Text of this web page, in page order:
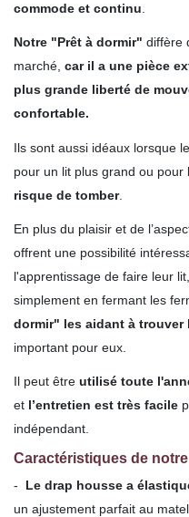
commode et continu
Notre "Prêt à dormir" diffère
marché, car il a une pièce
plus grande liberté de
confortable.
Ils sont aussi idéaux lorsque
pour un lit plus grand ou pour
risque de tomber.
En plus du plaisir et de
offrent une possibilité
l'apprentissage de faire leur
simplement en fermant les
dormir" les aidant à trouver
important pour eux.
Il peut être utilisé toute
et l’entretien est très facile
indépendant.
Caractéristiques de
- Le drap housse a
un ajustement parfait au